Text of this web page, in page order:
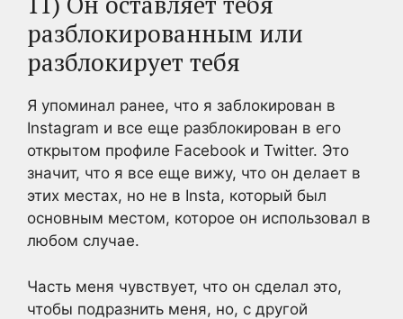
разблокированным или
разблокирует тебя
Я упоминал ранее, что я заблокирован в
Instagram и все еще разблокирован в его
открытом профиле Facebook и Twitter. Это
значит, что я все еще вижу, что он делает в
этих местах, но не в Insta, который был
основным местом, которое он использовал в
любом случае.
Часть меня чувствует, что он сделал это,
чтобы подразнить меня, но, с другой